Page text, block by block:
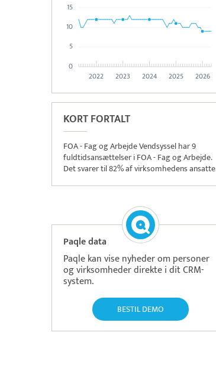
2022 2023 2024 2025 2026
0
5
10
15
KORT FORTALT
FOA - Fag og Arbejde Vendsyssel har 9
fuldtidsansættelser i FOA - Fag og Arbejde.
Det svarer til 82% af virksomhedens
Paqle data
Paqle kan vise nyheder om personer
og virksomheder direkte i dit CRM-
system.
BESTIL DEMO